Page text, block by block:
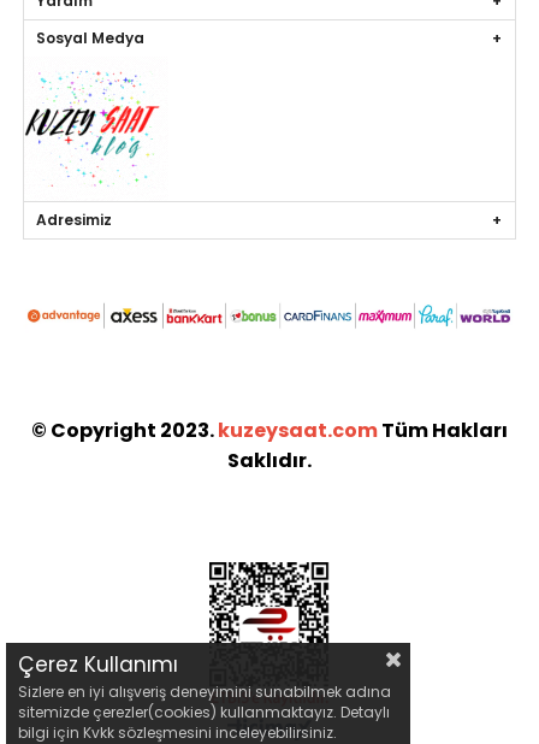
Sosyal Medya
Adresimiz
© Copyright 2023.kuzeysaat.comTüm Hakları
Saklıdır.
Çerez Kullanımı
Sizlere en iyi alışveriş deneyimini sunabilmek adına
sitemizde çerezler(cookies) kullanmaktayız. Detaylı
bilgi için Kvkk sözleşmesini inceleyebilirsiniz.